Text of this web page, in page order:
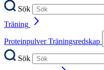
Sök
Träning
ProteinpulverTräningsredskap
Sök